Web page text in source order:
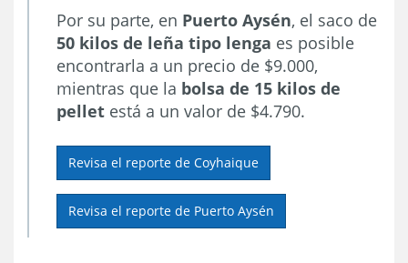
Por su parte, en Puerto Aysén, el saco de
50 kilos de leña tipo lenga es posible
encontrarla a un precio de $9.000,
mientras que la bolsa de 15 kilos de
pellet está a un valor de $4.790.
Revisa el reporte de Coyhaique
Revisa el reporte de Puerto Aysén